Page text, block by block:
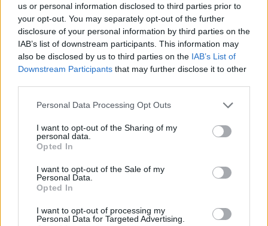
us or personal information disclosed to third parties prior to
your opt-out. You may separately opt-out of the further
disclosure of your personal information by third parties on the
IAB’s list of downstream participants. This information may
also be disclosed by us to third parties on the IAB’s List of
Downstream Participants that may further disclose it to other
Personal Data Processing Opt Outs
I want to opt-out of the Sharing of my
personal data.
Opted In
I want to opt-out of the Sale of my
Personal Data.
Opted In
I want to opt-out of processing my
Personal Data for Targeted Advertising.
Az Európai Bizottság által kedden közzétett nagyszabású
foglalkoztatási és szociális jelentés is csak megerősíti azt
a - már évek óta hangoztatott - tézist, amely szerint nem a
kelet- és a nyugat-európai országok között húzódik az új
törésvonal, hanem elsősorban az északiak és a déliek
között. A testület megállapította, hogy a munkaerőpiac
helyzete, a szociális...
KEDVES OLVASÓNK!
tartozik, melynek olvasása előfizetéses
regisztrációhoz kötött.
Az előfizetés a következőket tartalmazza: